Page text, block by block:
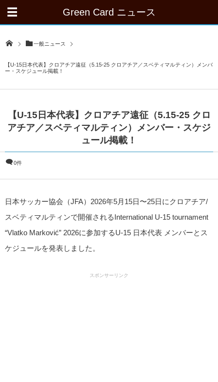
Green Card ニュース
一般ニュース
【U-15日本代表】クロアチア遠征（5.15-25 クロアチア／スベティマルティン）メンバ
ー・スケジュール掲載！
【U-15日本代表】クロアチア遠征（5.15-25 クロ
アチア／スベティマルティン）メンバー・スケジ
ュール掲載！
0件
日本サッカー協会（JFA）2026年5月15日〜25日にクロアチア/
スベティマルティンで開催されるInternational U-15 tournament
“Vlatko Marković” 2026に参加するU-15 日本代表 メンバーとス
ケジュールを発表しました。
スポンサーリンク